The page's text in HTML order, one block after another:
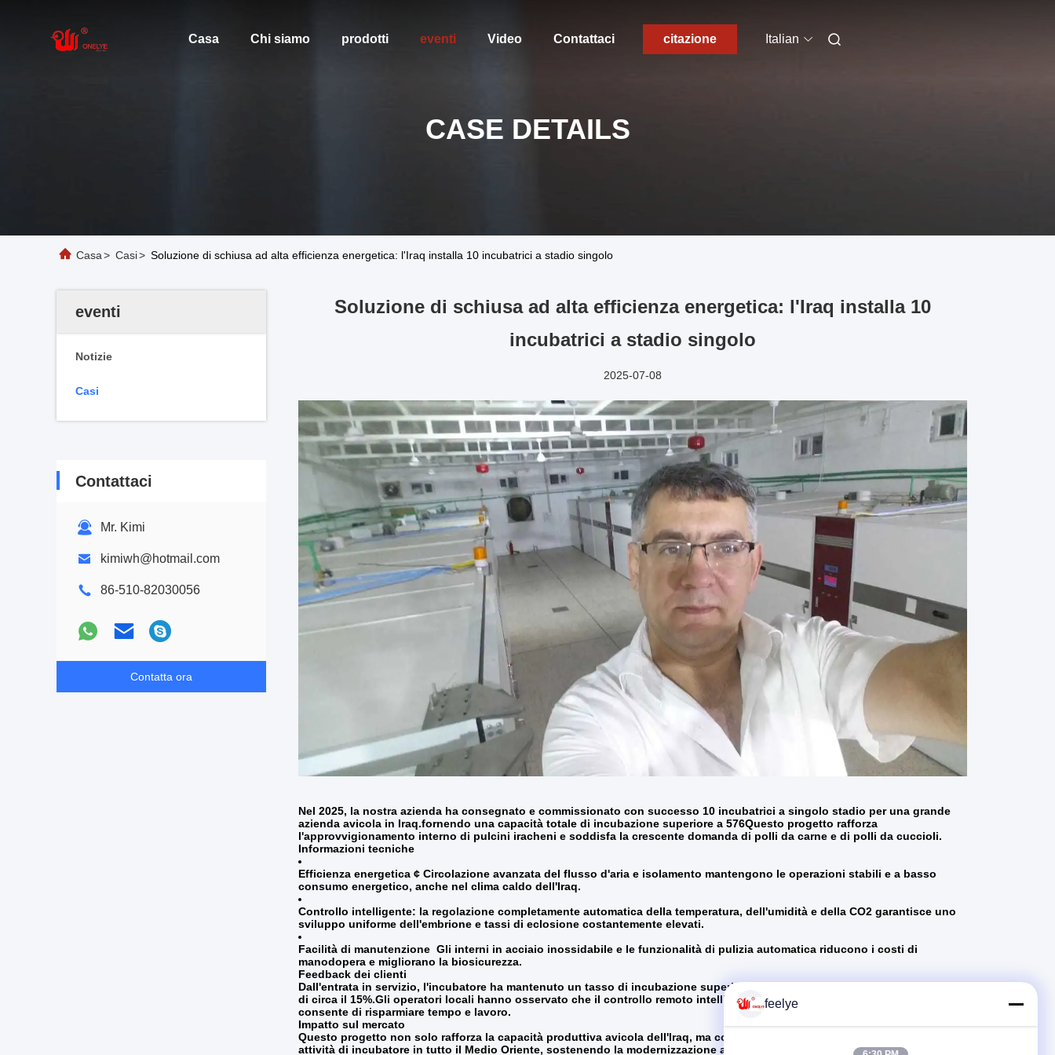
Casa Chi siamo prodotti eventi Video Contattaci citazione Italian
CASE DETAILS
Casa> Casi> Soluzione di schiusa ad alta efficienza energetica: l'Iraq installa 10 incubatrici a stadio singolo
eventi
Notizie
Casi
Contattaci
Mr. Kimi
kimiwh@hotmail.com
86-510-82030056
Contatta ora
Soluzione di schiusa ad alta efficienza energetica: l'Iraq installa 10
incubatrici a stadio singolo
2025-07-08
Nel 2025, la nostra azienda ha consegnato e commissionato con successo 10 incubatrici a singolo stadio per una grande
azienda avicola in Iraq.fornendo una capacità totale di incubazione superiore a 576Questo progetto rafforza
l'approvvigionamento interno di pulcini iracheni e soddisfa la crescente domanda di polli da carne e di polli da cuccioli.
Informazioni tecniche
Efficienza energetica ¢ Circolazione avanzata del flusso d'aria e isolamento mantengono le operazioni stabili e a basso
consumo energetico, anche nel clima caldo dell'Iraq.
Controllo intelligente: la regolazione completamente automatica della temperatura, dell'umidità e della CO2 garantisce uno
sviluppo uniforme dell'embrione e tassi di eclosione costantemente elevati.
Facilità di manutenzione ️ Gli interni in acciaio inossidabile e le funzionalità di pulizia automatica riducono i costi di
manodopera e migliorano la biosicurezza.
Feedback dei clienti
Dall'entrata in servizio, l'incubatore ha mantenuto un tasso di incubazione superiore al 98% riducendo le spese energetiche
di circa il 15%.Gli operatori locali hanno osservato che il controllo remoto intelligente semplifica la gestione quotidiana e
consente di risparmiare tempo e lavoro.
Impatto sul mercato
Questo progetto non solo rafforza la capacità produttiva avicola dell'Iraq, ma costituisce anche un modello per un'efficiente
attività di incubatore in tutto il Medio Oriente, sostenendo la modernizzazione agricola regionale..
feelye